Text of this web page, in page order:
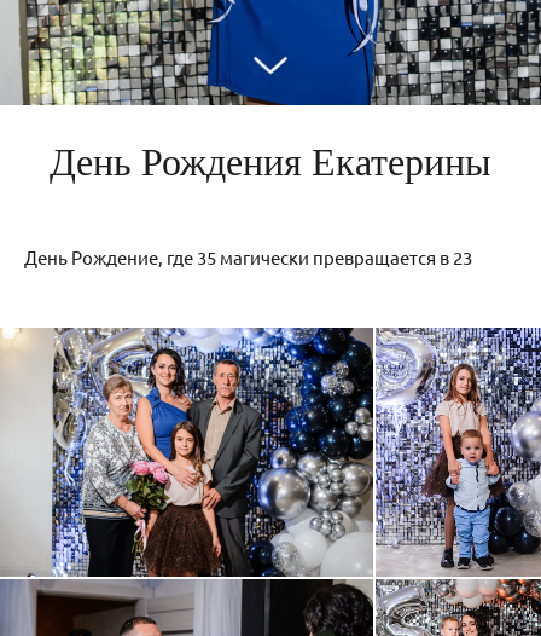
День Рождения Екатерины
День Рождение, где 35 магически превращается в 23